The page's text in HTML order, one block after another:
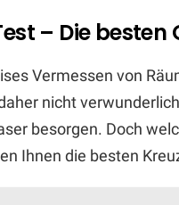
– Die
Vermessen von
nicht
besorgen. Doch
Ihnen die besten